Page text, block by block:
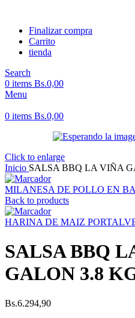
Finalizar compra
Carrito
tienda
Search
0 items Bs.0,00
Menu
0 items Bs.0,00
Click to enlarge
Inicio SALSA BBQ LA VIÑA
MILANESA DE POLLO EN
Back to products
HARINA DE MAIZ
SALSA BBQ
GALON 3.8
Bs.6.294,90